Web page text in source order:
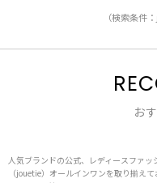
（検索条件
お
人気ブランドの公式、レディースファ
（jouetie）オールインワンを取り揃え